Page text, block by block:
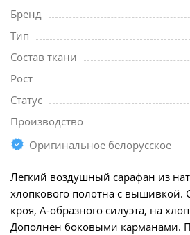
Бренд
Тип
Состав ткани
Рост
Статус
Производство
Оригинальное белорусское
Легкий воздушный сарафан из
хлопкового полотна с вышивкой.
кроя, А-образного силуэта, на
Дополнен боковыми карманами.